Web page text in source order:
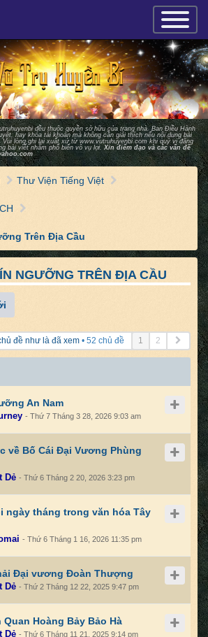
×
đều thuộc quyền sở hữu của trang nhà. Ban Ðiều Hành
hay khóa tài khoản mà không cần giải thích nếu nội dung bài
Vui lòng ghi lại xuất xứ từwww.vutruhuyenbi.comkhi quý vị đăng
bài viết nhằm phổ biến vô vụ lợi. Xin điểm đạo và các vấn đề
Thư Viện Tiếng Việt
Trên Địa Cầu
NGƯỠNG TRÊN ĐỊA CẦU
đề như là đã xem• 52 chủ đề 1 2
Trang
kế
An Nam
- Thứ 7 Tháng 3 28, 2026 9:03 am
về Bố Cái Đại Vương Phùng
Dẻ - Thứ 6 Tháng 2 20, 2026 3:23 pm
ngày tháng trong văn hóa Tây
- Thứ 6 Tháng 1 16, 2026 11:35 pm
Đại vương Đoàn Thượng
Dẻ - Thứ 2 Tháng 12 22, 2025 9:47 pm
Quan Hoàng Bảy Bảo Hà
Dẻ - Thứ 6 Tháng 11 21, 2025 9:14 pm